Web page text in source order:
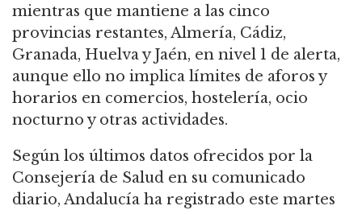
mientras que mantiene a las cinco
provincias restantes, Almería, Cádiz,
Granada, Huelva y Jaén, en nivel 1 de alerta,
aunque ello no implica límites de aforos y
horarios en comercios, hostelería, ocio
nocturno y otras actividades.
Según los últimos datos ofrecidos por la
Consejería de Salud en su comunicado
diario, Andalucía ha registrado este martes